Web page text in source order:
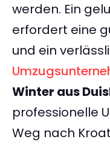
werden. Ein
erfordert eine
und ein
Winter aus
professionelle
Weg nach